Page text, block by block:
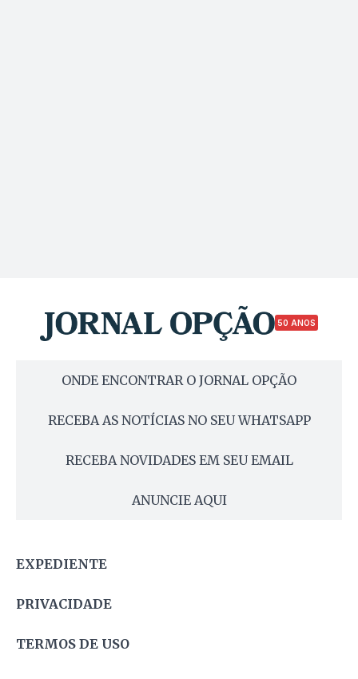
50 ANOS
ONDE ENCONTRAR O JORNAL OPÇÃO
RECEBA AS NOTÍCIAS NO SEU WHATSAPP
RECEBA NOVIDADES EM SEU EMAIL
ANUNCIE AQUI
EXPEDIENTE
PRIVACIDADE
TERMOS DE USO